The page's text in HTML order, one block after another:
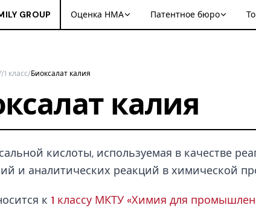
GROUP Оценка НМА Патентное бюро
/1 класс/Биоксалат калия
калия
кислоты, используемая в качестве
и аналитических реакций в химической
к 1 классу МКТУ «Химия для